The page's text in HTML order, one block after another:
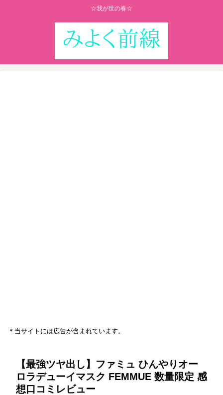
☆我が世の春☆
＊当サイトには広告が含まれています。
【最強ツヤ出し】ファミュ ひんやりオー
ロラデューイマスク FEMMUE 数量限定 感
想口コミレビュー